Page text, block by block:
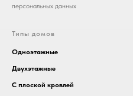
персональных данных
Типы домов
Одноэтажные
Двухэтажные
С плоской кровлей